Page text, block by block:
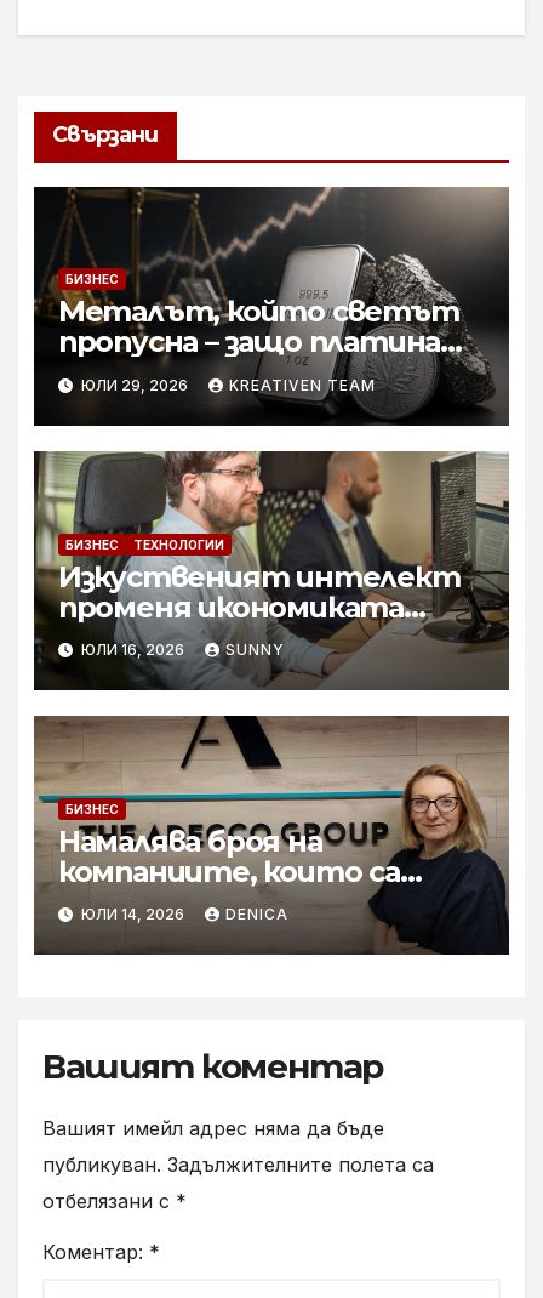
Свързани
БИЗНЕС
Металът, който светът
пропусна – защо платината
е тихата аристократка
сред инвестициите?
ЮЛИ 29, 2026 KREATIVEN TEAM
БИЗНЕС ТЕХНОЛОГИИ
Изкуственият интелект
променя икономиката
софтуерните решение за
бизнеса
ЮЛИ 16, 2026 SUNNY
БИЗНЕС
Намалява броя на
компаниите, които са
готови за мащабното
внедряване на AI
ЮЛИ 14, 2026 DENICA
Вашият коментар
Вашият имейл адрес няма да бъде
публикуван. Задължителните полета са
отбелязани с *
Коментар: *